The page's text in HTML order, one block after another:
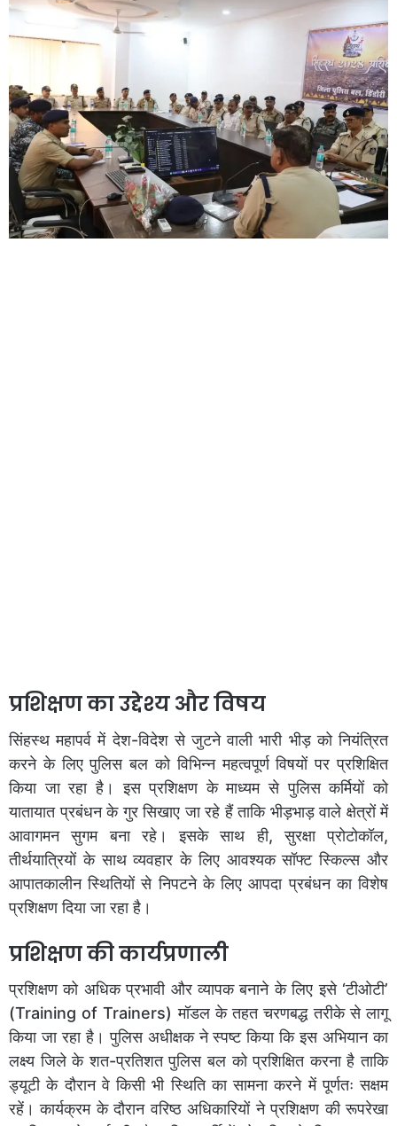
प्रशिक्षण का उद्देश्य और विषय
​सिंहस्थ महापर्व में देश-विदेश से जुटने वाली भारी भीड़ को नियंत्रित
करने के लिए पुलिस बल को विभिन्न महत्वपूर्ण विषयों पर प्रशिक्षित
किया जा रहा है। इस प्रशिक्षण के माध्यम से पुलिस कर्मियों को
यातायात प्रबंधन के गुर सिखाए जा रहे हैं ताकि भीड़भाड़ वाले क्षेत्रों में
आवागमन सुगम बना रहे। इसके साथ ही, सुरक्षा प्रोटोकॉल,
तीर्थयात्रियों के साथ व्यवहार के लिए आवश्यक सॉफ्ट स्किल्स और
आपातकालीन स्थितियों से निपटने के लिए आपदा प्रबंधन का विशेष
प्रशिक्षण दिया जा रहा है।
प्रशिक्षण की कार्यप्रणाली
​प्रशिक्षण को अधिक प्रभावी और व्यापक बनाने के लिए इसे ‘टीओटी’
(Training of Trainers) मॉडल के तहत चरणबद्ध तरीके से लागू
किया जा रहा है। पुलिस अधीक्षक ने स्पष्ट किया कि इस अभियान का
लक्ष्य जिले के शत-प्रतिशत पुलिस बल को प्रशिक्षित करना है ताकि
ड्यूटी के दौरान वे किसी भी स्थिति का सामना करने में पूर्णतः सक्षम
रहें। कार्यक्रम के दौरान वरिष्ठ अधिकारियों ने प्रशिक्षण की रूपरेखा